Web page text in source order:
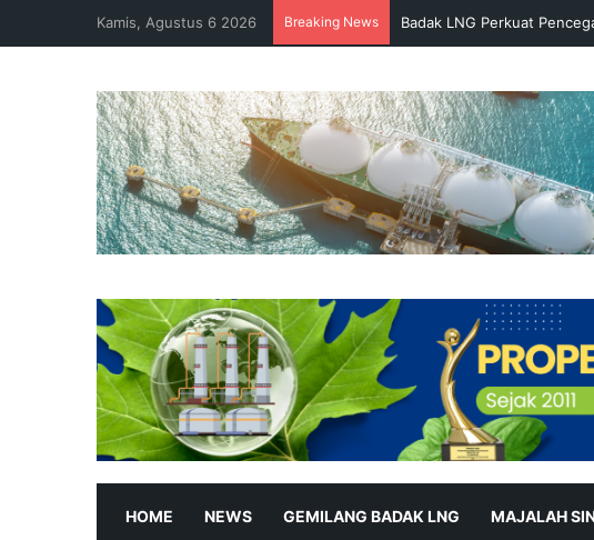
Kamis, Agustus 6 2026 Breaking News Badak LNG Perkuat
HOME NEWS GEMILANG BADAK LNG MAJALAH